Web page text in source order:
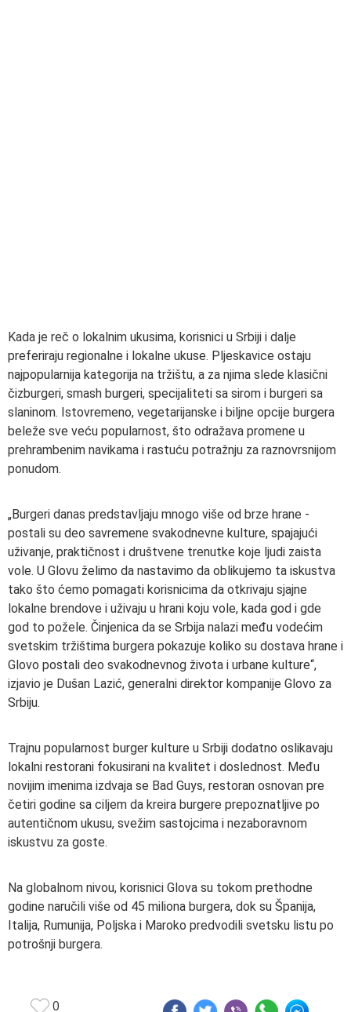
Kada je reč o lokalnim ukusima, korisnici u Srbiji i dalje
preferiraju regionalne i lokalne ukuse. Pljeskavice ostaju
najpopularnija kategorija na tržištu, a za njima slede klasični
čizburgeri, smash burgeri, specijaliteti sa sirom i burgeri sa
slaninom. Istovremeno, vegetarijanske i biljne opcije burgera
beleže sve veću popularnost, što odražava promene u
prehrambenim navikama i rastuću potražnju za raznovrsnijom
ponudom.
„Burgeri danas predstavljaju mnogo više od brze hrane -
postali su deo savremene svakodnevne kulture, spajajući
uživanje, praktičnost i društvene trenutke koje ljudi zaista
vole. U Glovu želimo da nastavimo da oblikujemo ta iskustva
tako što ćemo pomagati korisnicima da otkrivaju sjajne
lokalne brendove i uživaju u hrani koju vole, kada god i gde
god to požele. Činjenica da se Srbija nalazi među vodećim
svetskim tržištima burgera pokazuje koliko su dostava hrane i
Glovo postali deo svakodnevnog života i urbane kulture“,
izjavio je Dušan Lazić, generalni direktor kompanije Glovo za
Srbiju.
Trajnu popularnost burger kulture u Srbiji dodatno oslikavaju
lokalni restorani fokusirani na kvalitet i doslednost. Među
novijim imenima izdvaja se Bad Guys, restoran osnovan pre
četiri godine sa ciljem da kreira burgere prepoznatljive po
autentičnom ukusu, svežim sastojcima i nezaboravnom
iskustvu za goste.
Na globalnom nivou, korisnici Glova su tokom prethodne
godine naručili više od 45 miliona burgera, dok su Španija,
Italija, Rumunija, Poljska i Maroko predvodili svetsku listu po
potrošnji burgera.
0